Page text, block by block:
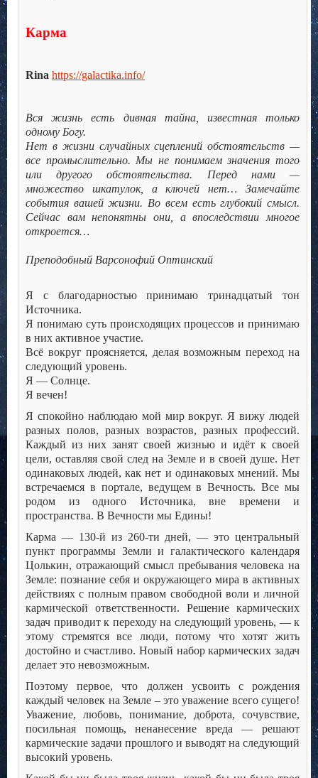
Карма
Rina https://galactika.info/
Вся жизнь есть дивная тайна, известная только
одному Богу.
Нет в жизни случайных сцеплений обстоятельств —
все промыслительно. Мы не понимаем значения того
или другого обстоятельства. Перед нами —
множество шкатулок, а ключей нет… Замечайте
события вашей жизни. Во всем есть глубокий смысл.
Сейчас вам непонятны они, а впоследствии многое
откроется…
Преподобный Варсонофий Оптинский
Я с благодарностью принимаю тринадцатый тон
Источника.
Я понимаю суть происходящих процессов и принимаю
в них активное участие.
Всё вокруг проясняется, делая возможным переход на
следующий уровень.
Я — Солнце.
Я вечен!
Я спокойно наблюдаю мой мир вокруг. Я вижу людей
разных полов, разных возрастов, разных профессий.
Каждый из них занят своей жизнью и идёт к своей
цели, оставляя свой след на Земле и в своей душе. Нет
одинаковых людей, как нет и одинаковых мнений. Мы
встречаемся в портале, ведущем в Вечность. Все мы
родом из одного Источника, вне времени и
пространства. В Вечности мы Едины!
Карма — 130-й из 260-ти дней, — это центральный
пункт программы Земли и галактического календаря
Цолькин, отражающий смысл пребывания человека на
Земле: познание себя и окружающего мира в активных
действиях с полным правом свободной воли и личной
кармической ответственности. Решение кармических
задач приводит к переходу на следующий уровень, — к
этому стремятся все люди, потому что хотят жить
достойно и счастливо. Новый набор кармических задач
делает это невозможным.
Поэтому первое, что должен усвоить с рождения
каждый человек на Земле – это уважение всего сущего!
Уважение, любовь, понимание, доброта, сочувствие,
посильная помощь, ненанесение вреда — решают
кармические задачи прошлого и выводят на следующий
высокий уровень.